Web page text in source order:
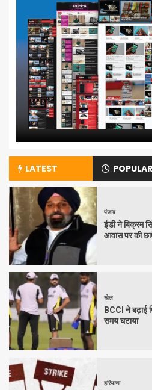
LATEST POPULAR
पंजाब
ईडी ने बिक्रम
आवास पर की
खेल
BCCI ने बढ़ाई
समय घटाया
हरियाणा